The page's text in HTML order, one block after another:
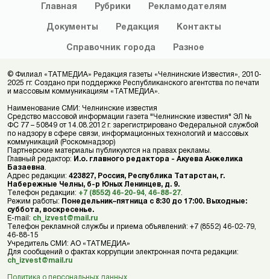
Главная Рубрики Рекламодателям
Документы Редакция Контакты
Справочник города Разное
© Филиал «ТАТМЕДИА» Редакция газеты «Челнинские Известия», 2010-
2025 гг. Создано при поддержке Республиканского агентства по печати
и массовым коммуникациям «ТАТМЕДИА».
Наименование СМИ: Челнинские известия
Средство массовой информации газета "Челнинские известия" ЭЛ №
ФС 77 – 50849 от 14.08.2012 г. зарегистрировано Федеральной службой
по надзору в сфере связи, информационных технологий и массовых
коммуникаций (Роскомнадзор)
Партнерские материалы публикуются на правах рекламы.
Главный редактор: И.о. главного редактора - Акуева Анжелика
Базаевна
Адрес редакции: 423827, Россия, Республика Татарстан, г.
Набережные Челны, б-р Юных Ленинцев, д. 9.
Телефон редакции: +7 (8552) 46-20-94 46-88-27
Режим работы: Понедельник–пятница с 8:30 до 17:00. Выходные:
суббота, воскресенье.
E-mail: ch_izvest@mail.ru
Телефон рекламной службы и приема объявлений: +7 (8552) 46-02-79,
46-88-15
Учредитель СМИ: АО «ТАТМЕДИА»
Для сообщений о фактах коррупции электронная почта редакции:
ch_izvest@mail.ru
Политика о персональных данных